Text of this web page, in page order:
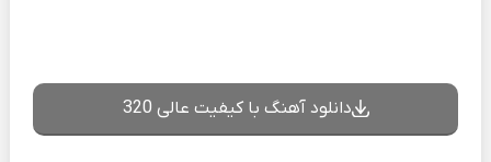
دانلود آهنگ با کیفیت عالی 320